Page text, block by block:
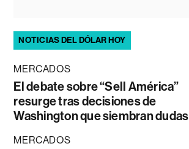
NOTICIAS DEL DÓLAR HOY
MERCADOS
El debate sobre “Sell América”
resurge tras decisiones de
Washington que siembran dudas
MERCADOS